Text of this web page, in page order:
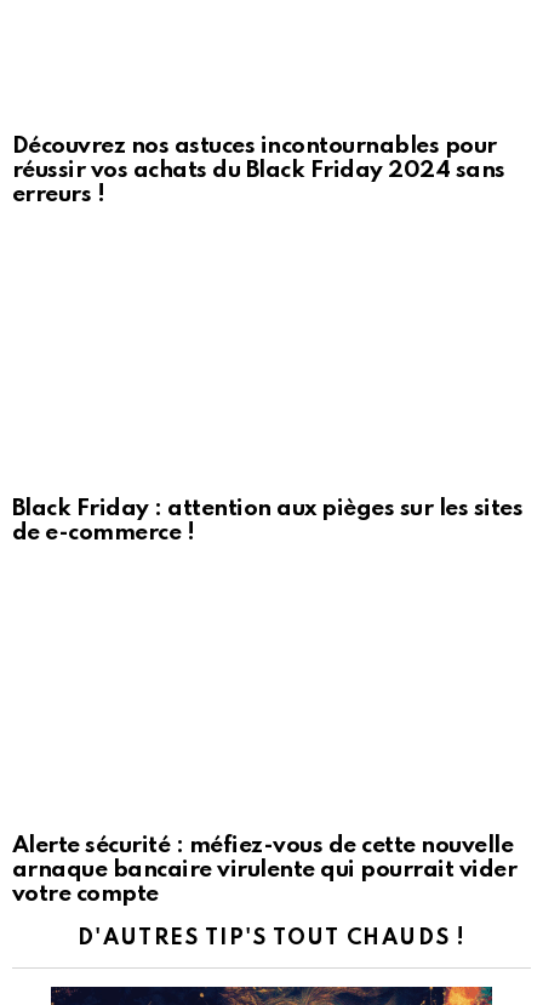
Découvrez nos astuces incontournables pour
réussir vos achats du Black Friday 2024 sans
erreurs !
Black Friday : attention aux pièges sur les sites
de e-commerce !
Alerte sécurité : méfiez-vous de cette nouvelle
arnaque bancaire virulente qui pourrait vider
votre compte
D'AUTRES TIP'S TOUT CHAUDS !